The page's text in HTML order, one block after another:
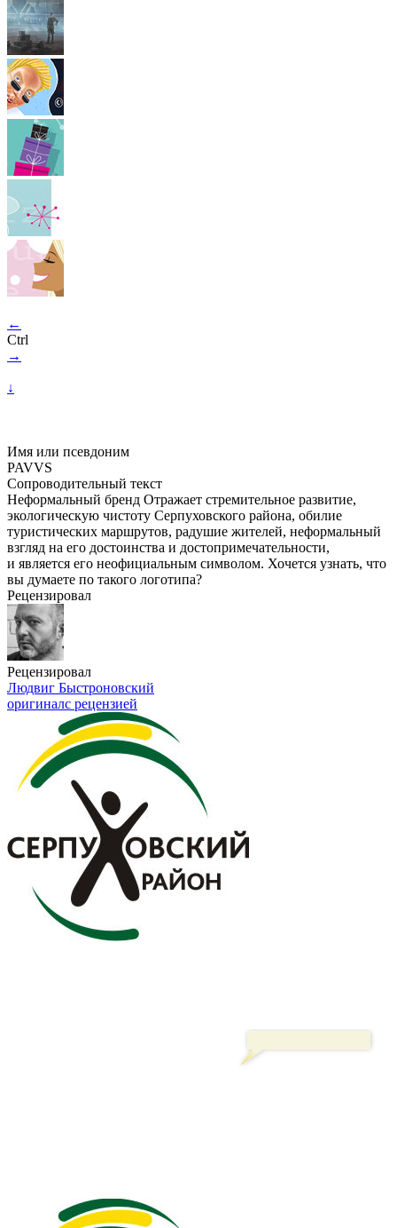
←
Ctrl
→
↓
Имя или псевдоним
PAVVS
Сопроводительный текст
Неформальный бренд Отражает стремительное развитие,
экологическую чистоту Серпуховского района, обилие
туристических маршрутов, радушие жителей, неформальный
взгляд на его достоинства и достопримечательности,
и является его неофициальным символом. Хочется узнать, что
вы думаете по такого логотипа?
Рецензировал
Рецензировал
Людвиг Быстроновский
оригиналс рецензией